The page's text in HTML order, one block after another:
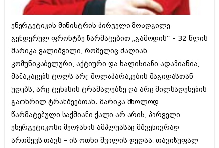
კულინარია
ავტორჩევები
ბელადები
ბიზნესსიახლეები
გვარები
თემიდას სასწორი
იუმორი
კალეიდოსკოპი
ბიზნესსიახლეები
გვარები
თემიდას სასწორი
იუმორი
კალეიდოსკოპი
ჰოროსკოპი და შეუცნობელი
კრიმინალი
რომანი და დეტექტივი
ენერგეტიკის მინისტრის პირველი მოადგილე
გენდერულ ფრონტზე წარმატებით „გამოდის“ – 32 წლის
მარიკა ვალიშვილი, რომელიც ძალიან
კომუნიკაბელური, აქტიური და ხალისიანი ადამიანია,
მამაკაცებს ტოლს არც მოლაპარაკების მაგიდასთან
უდებს, არც ტეხასის ტრამალებზე და არც მილსადენების
გათხრილ ტრანშეებთან. მარიკა მხოლოდ
წარმატებული საქმიანი ქალი არ არის, პირველი
ენერგეტიკოსი მეოჯახის ამპლუასაც მშვენივრად
ართმევს თავს – ის ოთხი შვილის დედაა, თავისუფალ